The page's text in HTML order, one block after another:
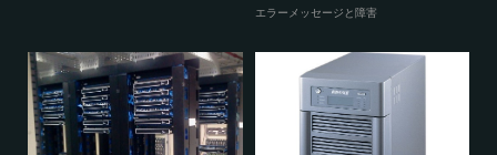
エラーメッセージと障害